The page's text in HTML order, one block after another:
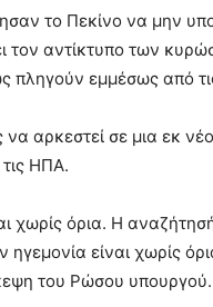
το Πεκίνο να μην
αντίκτυπο των
πληγούν εμμέσως από
αρκεστεί σε μια εκ
ΗΠΑ.
χωρίς όρια. Η
ηγεμονία είναι χωρίς
του Ρώσου υπουργού.